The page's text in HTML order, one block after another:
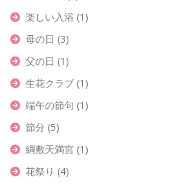
楽しい入浴 (1)
母の日 (3)
父の日 (1)
生花クラブ (1)
端午の節句 (1)
節分 (5)
綱敷天満宮 (1)
花祭り (4)